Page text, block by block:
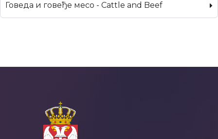
Говеда и говеђе месо - Cattle and Beef